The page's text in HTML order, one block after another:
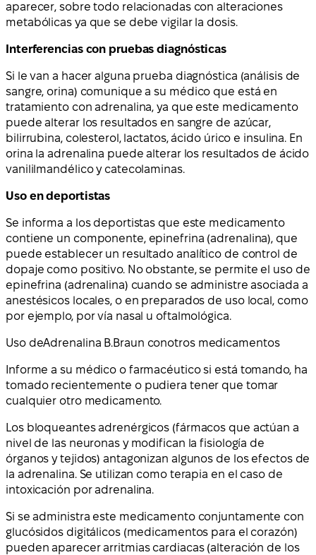
aparecer, sobre todo relacionadas con alteraciones
metabólicas ya que se debe vigilar la dosis.
Interferencias con pruebas diagnósticas
Si le van a hacer alguna prueba diagnóstica (análisis de
sangre, orina) comunique a su médico que está en
tratamiento con adrenalina, ya que este medicamento
puede alterar los resultados en sangre de azúcar,
bilirrubina, colesterol, lactatos, ácido úrico e insulina. En
orina la adrenalina puede alterar los resultados de ácido
vanililmandélico y catecolaminas.
Uso en deportistas
Se informa a los deportistas que este medicamento
contiene un componente, epinefrina (adrenalina), que
puede establecer un resultado analítico de control de
dopaje como positivo. No obstante, se permite el uso de
epinefrina (adrenalina) cuando se administre asociada a
anestésicos locales, o en preparados de uso local, como
por ejemplo, por vía nasal u oftalmológica.
Uso deAdrenalina B.Braun conotros medicamentos
Informe a su médico o farmacéutico si está tomando, ha
tomado recientemente o pudiera tener que tomar
cualquier otro medicamento.
Los bloqueantes adrenérgicos (fármacos que actúan a
nivel de las neuronas y modifican la fisiología de
órganos y tejidos) antagonizan algunos de los efectos de
la adrenalina. Se utilizan como terapia en el caso de
intoxicación por adrenalina.
Si se administra este medicamento conjuntamente con
glucósidos digitálicos (medicamentos para el corazón)
pueden aparecer arritmias cardiacas (alteración de los